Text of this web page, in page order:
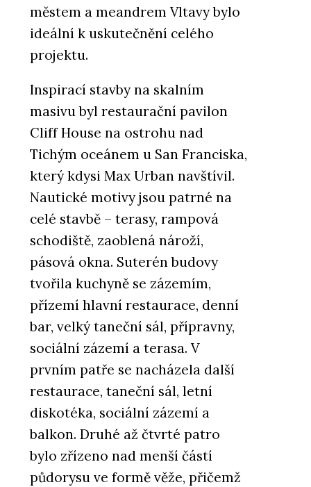
městem a meandrem Vltavy bylo
ideální k uskutečnění celého
projektu.
Inspirací stavby na skalním
masivu byl restaurační pavilon
Cliff House na ostrohu nad
Tichým oceánem u San Franciska,
který kdysi Max Urban navštívil.
Nautické motivy jsou patrné na
celé stavbě – terasy, rampová
schodiště, zaoblená nároží,
pásová okna. Suterén budovy
tvořila kuchyně se zázemím,
přízemí hlavní restaurace, denní
bar, velký taneční sál, přípravny,
sociální zázemí a terasa. V
prvním patře se nacházela další
restaurace, taneční sál, letní
diskotéka, sociální zázemí a
balkon. Druhé až čtvrté patro
bylo zřízeno nad menší částí
půdorysu ve formě věže, přičemž